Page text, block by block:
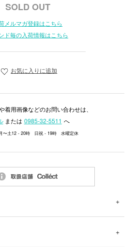
SOLD OUT
メルマガ登録はこちら
ド毎の入荷情報はこちら
お気に入りに追加
着用画像などのお問い合わせは、
または 0985-32-5511 へ
〜土12 - 20時 日祝 - 19時 水曜定休